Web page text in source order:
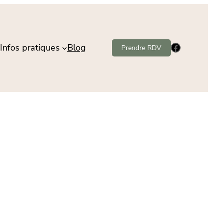
Infos pratiques Blog Prendre RDV Facebook